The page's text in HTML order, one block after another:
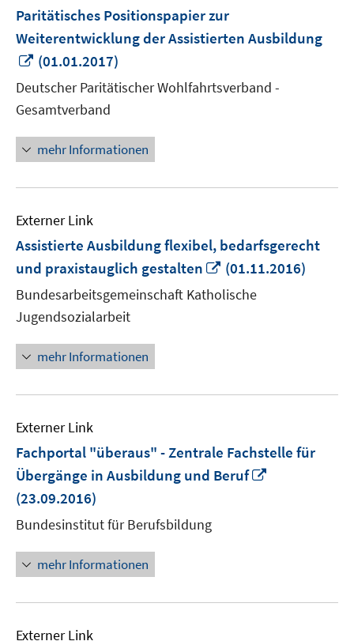
Paritätisches Positionspapier zur
Weiterentwicklung der Assistierten Ausbildung
In
neuem
Fenster
öffnen
(01.01.2017)
Deutscher Paritätischer Wohlfahrtsverband -
Gesamtverband
mehr Informationen
Externer Link
Assistierte Ausbildung flexibel, bedarfsgerecht
und praxistauglich gestalten
In
neuem
Fenster
(01.11.2016)
Bundesarbeitsgemeinschaft Katholische
Jugendsozialarbeit
mehr Informationen
Externer Link
Fachportal "überaus" - Zentrale Fachstelle für
Übergänge in Ausbildung und Beruf
(23.09.2016)
Bundesinstitut für Berufsbildung
mehr Informationen
Externer Link